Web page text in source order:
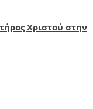
Χριστού στην